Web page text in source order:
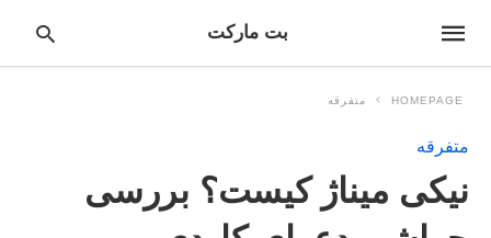
بت مارکت
HOMEPAGE متفرقه
متفرقه
نیکی میناژ کیست؟ بررسی